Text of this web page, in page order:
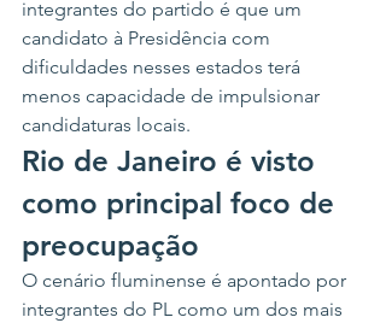
integrantes do partido é que um
candidato à Presidência com
dificuldades nesses estados terá
menos capacidade de impulsionar
candidaturas locais.
Rio de Janeiro é visto
como principal foco de
preocupação
O cenário fluminense é apontado por
integrantes do PL como um dos mais